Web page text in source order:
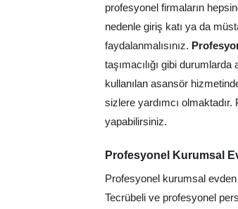
profesyonel firmaların
nedenle giriş katı ya da
faydalanmalısınız.
taşımacılığı gibi
kullanılan asansör
sizlere yardımcı
yapabilirsiniz.
Profesyonel Kurumsal
Profesyonel kurumsal
Tecrübeli ve profesyonel